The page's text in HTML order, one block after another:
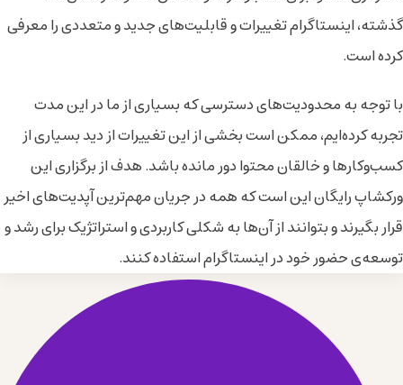
گذشته، اینستاگرام تغییرات و قابلیت‌های جدید و متعددی را معرفی
کرده است.
با توجه به محدودیت‌های دسترسی که بسیاری از ما در این مدت
تجربه کرده‌ایم، ممکن است بخشی از این تغییرات از دید بسیاری از
کسب‌وکارها و خالقان محتوا دور مانده باشد. هدف از برگزاری این
ورکشاپ رایگان این است که همه در جریان مهم‌ترین آپدیت‌های اخیر
قرار بگیرند و بتوانند از آن‌ها به شکلی کاربردی و استراتژیک برای رشد و
توسعه‌ی حضور خود در اینستاگرام استفاده کنند.